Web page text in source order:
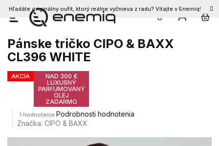
Prejsť
obsah
Hľadáte originálny oufit, ktorý reálne vyčnieva z radu? Vitajte v Enemiq!
Pánske tričko CIPO & BAXX
CL396 WHITE
AKCIA
NAD 300 €
LUXUSNÝ
PARFUMOVANÝ
OLEJ
ZADARMO
Priemerné
hodnotenie
1 hodnotenie Podrobnosti hodnotenia
Značka:CIPO & BAXX